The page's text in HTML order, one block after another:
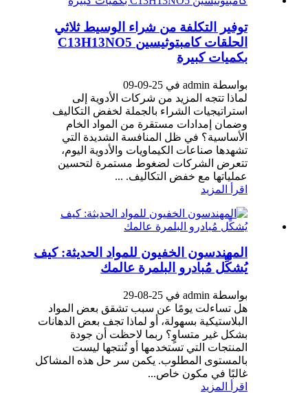
توفير التكلفة من شراء الوسيط ثلاثي
الحلقات كامبتوثيسين C13H13NO5
بكميات كبيرة
بواسطة admin في 25-09-09
لماذا تتجه المزيد من شركات الأدوية إلى
استراتيجيات الشراء بالجملة لخفض التكاليف
وضمان إمدادات مستقرة من المواد الخام
الأساسية؟ في ظل المنافسة الشديدة التي
تشهدها صناعات الكيماويات والأدوية اليوم،
تتعرض الشركات لضغوط مستمرة لتحسين
عملياتها مع خفض التكاليف. ...
اقرأ المزيد
المهندسون الخفيون للمواد الحديثة: كيف
يُشكِّل مُبادرو البلمرة عالمك
بواسطة admin في 25-08-29
هل تساءلت يومًا عن سبب تشقق بعض المواد
البلاستيكية بسهولة، أو لماذا تجف بعض الدهانات
بشكل غير متساوٍ؟ ربما لاحظت أن جودة
المنتجات التي تستخدمها أو تُنتجها ليست
بالمستوى المطلوب. يكمن سر حل هذه المشاكل
غالبًا في مكون خاص...
اقرأ المزيد